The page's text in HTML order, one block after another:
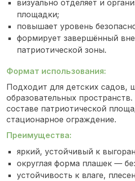
визуально отделяет и
площадки;
повышает уровень
формирует завершённый
патриотической зоны.
Формат использования:
Подходит для детских садов,
образовательных
составе патриотической
стационарное ограждение.
Преимущества:
яркий, устойчивый к
округлая форма плашек —
устойчивость к влаге,